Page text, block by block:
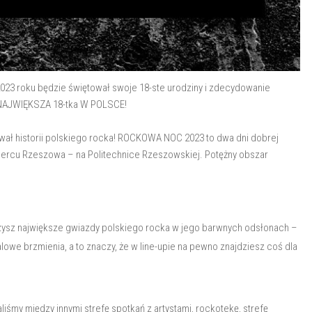
roku będzie świętował swoje 18-ste urodziny i zdecydowanie
18-tka W POLSCE!
historii polskiego rocka! ROCKOWA NOC 2023 to dwa dni dobrej
Rzeszowa – na Politechnice Rzeszowskiej. Potężny obszar
największe gwiazdy polskiego rocka w jego barwnych odsłonach –
brzmienia, a to znaczy, że w line-upie na pewno znajdziesz coś dla
między innymi strefę spotkań z artystami, rockotekę, strefę